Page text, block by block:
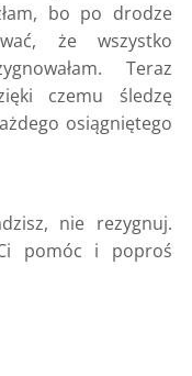
bo po drodze
że wszystko
Teraz
czemu śledzę
osiągniętego
nie rezygnuj.
pomóc i poproś